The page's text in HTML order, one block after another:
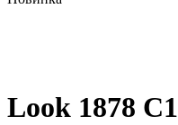
Look 1878 C1